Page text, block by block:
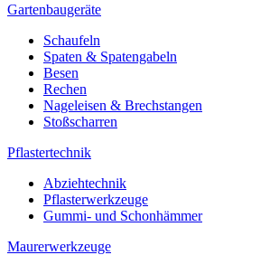
Gartenbaugeräte
Schaufeln
Spaten & Spatengabeln
Besen
Rechen
Nageleisen & Brechstangen
Stoßscharren
Pflastertechnik
Abziehtechnik
Pflasterwerkzeuge
Gummi- und Schonhämmer
Maurerwerkzeuge